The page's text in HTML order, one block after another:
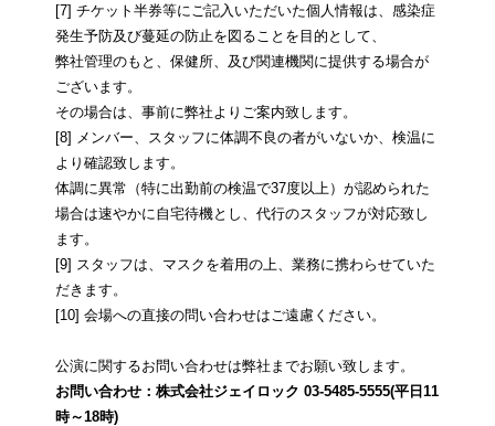
[7] チケット半券等にご記入いただいた個人情報は、感染症
発生予防及び蔓延の防止を図ることを目的として、
弊社管理のもと、保健所、及び関連機関に提供する場合が
ございます。
その場合は、事前に弊社よりご案内致します。
[8] メンバー、スタッフに体調不良の者がいないか、検温に
より確認致します。
体調に異常（特に出勤前の検温で37度以上）が認められた
場合は速やかに自宅待機とし、代行のスタッフが対応致し
ます。
[9] スタッフは、マスクを着用の上、業務に携わらせていた
だきます。
[10] 会場への直接の問い合わせはご遠慮ください。
公演に関するお問い合わせは弊社までお願い致します。
お問い合わせ：株式会社ジェイロック 03-5485-5555(平日11
時～18時)